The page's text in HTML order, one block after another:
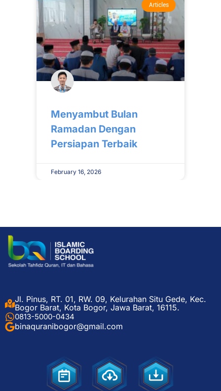
Articles
Menyambut Bulan
Ramadan Dengan
Persiapan Terbaik
February 16, 2026
Jl. Pinus, RT. 01, RW. 09, Kelurahan Situ Gede, Kec.
Bogor Barat, Kota Bogor, Jawa Barat, 16115.
0813-5000-0434
binaquranibogor@gmail.com